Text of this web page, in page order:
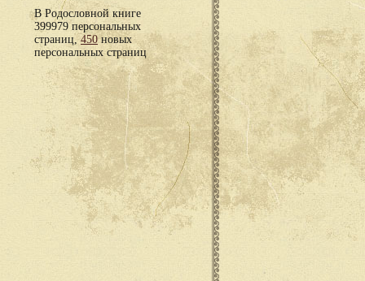
В Родословной книге
399979 персональных
страниц,450новых
персональных страниц